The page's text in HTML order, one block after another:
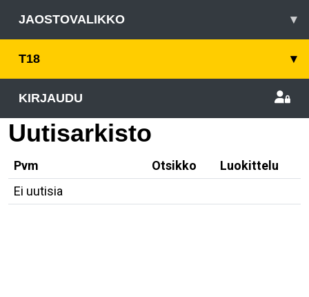
JAOSTOVALIKKO ▾
T18 ▾
KIRJAUDU
Uutisarkisto
Pvm Otsikko
Luokittelu
Ei uutisia